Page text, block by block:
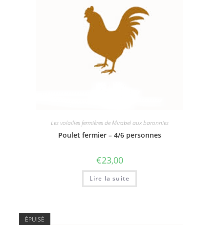
Les volailles fermières de Mirabel aux baronnies
Poulet fermier – 4/6 personnes
€23,00
Lire la suite
ÉPUISÉ